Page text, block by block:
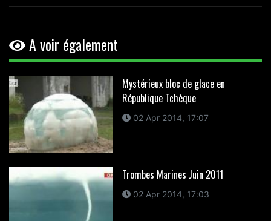
A voir également
Mystérieux bloc de glace en
République Tchèque
02 Apr 2014, 17:07
Trombes Marines Juin 2011
02 Apr 2014, 17:03